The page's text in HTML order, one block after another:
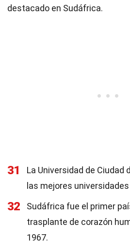
destacado en Sudáfrica.
31
La Universidad de Ciudad
las mejores
32
Sudáfrica fue el primer
trasplante de corazón
1967.